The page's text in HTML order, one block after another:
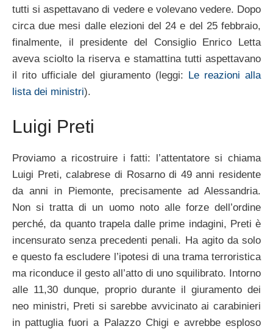
tutti si aspettavano di vedere e volevano vedere. Dopo
circa due mesi dalle elezioni del 24 e del 25 febbraio,
finalmente, il presidente del Consiglio Enrico Letta
aveva sciolto la riserva e stamattina tutti aspettavano
il rito ufficiale del giuramento (leggi:
Le reazioni alla
lista dei ministri).
Luigi Preti
Proviamo a ricostruire i fatti: l’attentatore si chiama
Luigi Preti, calabrese di Rosarno di 49 anni residente
da anni in Piemonte, precisamente ad Alessandria.
Non si tratta di un uomo noto alle forze dell’ordine
perché, da quanto trapela dalle prime indagini, Preti è
incensurato senza precedenti penali. Ha agito da solo
e questo fa escludere l’ipotesi di una trama terroristica
ma riconduce il gesto all’atto di uno squilibrato. Intorno
alle 11,30 dunque, proprio durante il giuramento dei
neo ministri, Preti si sarebbe avvicinato ai carabinieri
in pattuglia fuori a Palazzo Chigi e avrebbe esploso